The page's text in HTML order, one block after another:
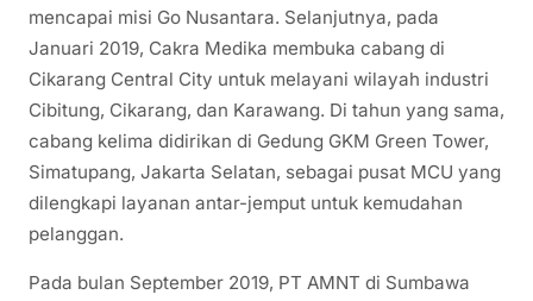
mencapai misi Go Nusantara. Selanjutnya, pada
Januari 2019, Cakra Medika membuka cabang di
Cikarang Central City untuk melayani wilayah industri
Cibitung, Cikarang, dan Karawang. Di tahun yang sama,
cabang kelima didirikan di Gedung GKM Green Tower,
Simatupang, Jakarta Selatan, sebagai pusat MCU yang
dilengkapi layanan antar-jemput untuk kemudahan
pelanggan.
Pada bulan September 2019, PT AMNT di Sumbawa